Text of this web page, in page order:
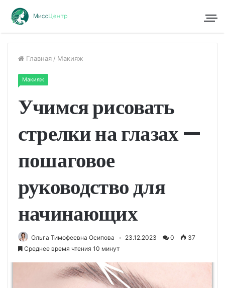
Главная / Макияж
Макияж
Учимся рисовать
стрелки на глазах —
пошаговое
руководство для
начинающих
Ольга Тимофеевна Осипова 23.12.2023 0
37
Среднее время чтения 10 минут